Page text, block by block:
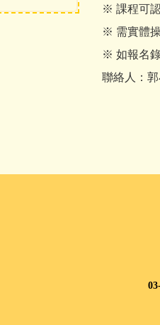
※ 課程可
※ 需實體
※ 如報名
聯絡人：